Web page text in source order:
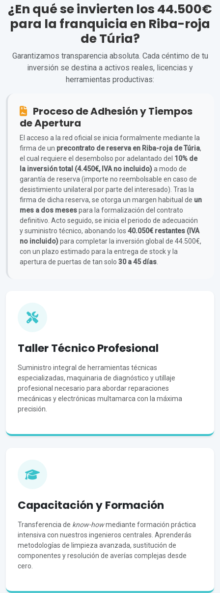
¿En qué se invierten los 44.500€
para la franquicia en Riba-roja
de Túria?
Garantizamos transparencia absoluta. Cada céntimo de tu
inversión se destina a activos reales, licencias y
herramientas productivas:
Proceso de Adhesión y Tiempos
de Apertura
El acceso a la red oficial se inicia formalmente mediante la
firma de un precontrato de reserva en Riba-roja de Túria,
el cual requiere el desembolso por adelantado del 10% de
la inversión total (4.450€, IVA no incluido)a modo de
garantía de reserva (importe no reembolsable en caso de
desistimiento unilateral por parte del interesado). Tras la
firma de dicha reserva, se otorga un margen habitual de un
mes a dos mesespara la formalización del contrato
definitivo. Acto seguido, se inicia el periodo de adecuación
y suministro técnico, abonando los 40.050€ restantes (IVA
no incluido)para completar la inversión global de 44.500€,
con un plazo estimado para la entrega de stock y la
apertura de puertas de tan solo 30 a 45 días
Taller Técnico Profesional
Suministro integral de herramientas técnicas
especializadas, maquinaria de diagnóstico y utillaje
profesional necesario para abordar reparaciones
mecánicas y electrónicas multamarca con la máxima
precisión.
Capacitación y Formación
Transferencia de know-howmediante formación práctica
intensiva con nuestros ingenieros centrales. Aprenderás
metodologías de limpieza avanzada, sustitución de
componentes y resolución de averías complejas desde
cero.